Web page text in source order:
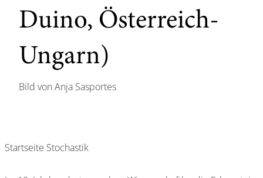
Duino, Österreich-
Ungarn)
Bild von Anja Sasportes
Startseite Stochastik